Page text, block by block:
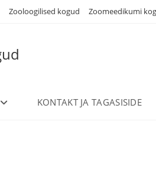
Zooloogilised kogud Zoomeedikumi
KONTAKT JA TAGASISIDE